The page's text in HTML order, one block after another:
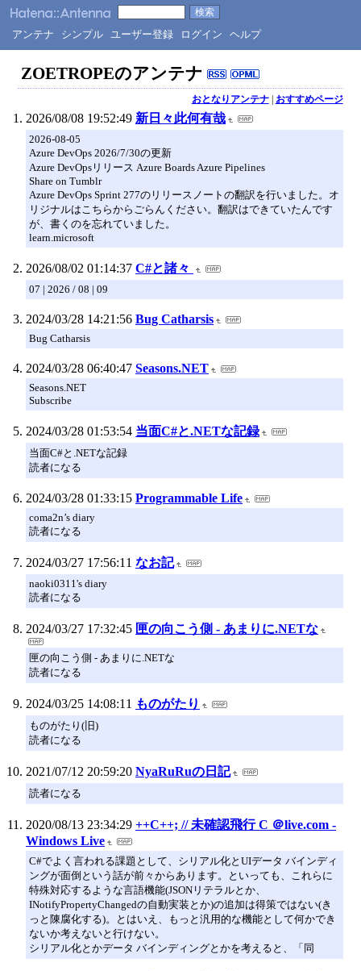
アンテナ シンプル ユーザー登録 ログイン ヘルプ
ZOETROPEのアンテナ
おとなりアンテナ| おすすめページ
2026/08/08 19:52:49 新日々此何有哉
2026-08-05
Azure DevOps 2026/7/30の更新
Azure DevOpsリリース Azure Boards Azure Pipelines
Share on Tumblr
Azure DevOps Sprint 277のリリースノートの翻訳を行いました。オ
リジナルはこちらからごらんください。翻訳はできていたんです
が、書くのを忘れていました。
learn.microsoft
2026/08/02 01:14:37 C#と諸々
07 | 2026 / 08 | 09
2024/03/28 14:21:56 Bug Catharsis
Bug Catharsis
2024/03/28 06:40:47 Seasons.NET
Seasons.NET
Subscribe
2024/03/28 01:53:54 当面C#と.NETな記録
当面C#と.NETな記録
読者になる
2024/03/28 01:33:15 Programmable Life
coma2n’s diary
読者になる
2024/03/27 17:56:11 なお記
naoki0311's diary
読者になる
2024/03/27 17:32:45 匣の向こう側 - あまりに.NETな
匣の向こう側 - あまりに.NETな
読者になる
2024/03/25 14:08:11 ものがたり
ものがたり(旧)
読者になる
2021/07/12 20:59:20 NyaRuRuの日記
読者になる
2020/08/13 23:34:29 ++C++; // 未確認飛行 C ＠live.com -
Windows Live
C#でよく言われる課題として、シリアル化とUIデータ バインディ
ングが面倒という話が前々からあります。といっても、これらに
特殊対応するような言語機能(JSONリテラルとか、
INotifyPropertyChangedの自動実装とか)の追加は得策ではない(き
っと陳腐化する)。とはいえ、もっと汎用的な機能として何かでき
ないか考えないと行けない。
シリアル化とかデータ バインディングとかを考えると、「同